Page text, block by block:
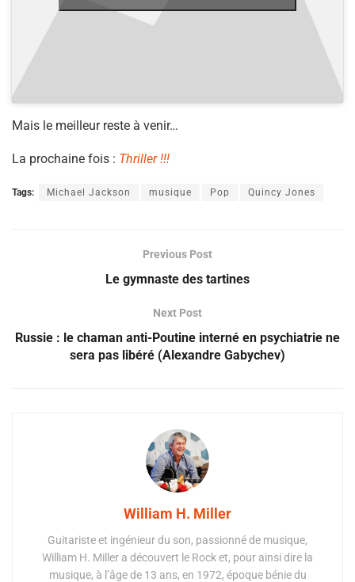
Mais le meilleur reste à venir…
La prochaine fois : Thriller !!!
Tags: Michael Jackson musique Pop Quincy Jones
Previous Post
Le gymnaste des tartines
Next Post
Russie : le chaman anti-Poutine interné en psychiatrie ne
sera pas libéré (Alexandre Gabychev)
William H. Miller
Guitariste et ingénieur du son, passionné de musique,
William H. Miller a découvert le Rock et, pour ainsi dire la
musique, à l’âge de 13 ans, en 1972, époque bénie du